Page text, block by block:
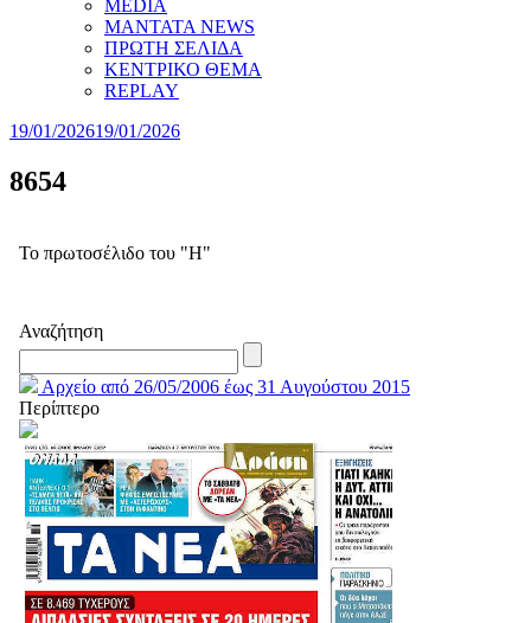
MEDIA
MANTATA NEWS
ΠΡΩΤΗ ΣΕΛΙΔΑ
ΚΕΝΤΡΙΚΟ ΘΕΜΑ
REPLAY
19/01/202619/01/2026
8654
Το πρωτοσέλιδο του "Η"
Αναζήτηση
Αρχείο από 26/05/2006 έως 31 Αυγούστου 2015
Περίπτερο